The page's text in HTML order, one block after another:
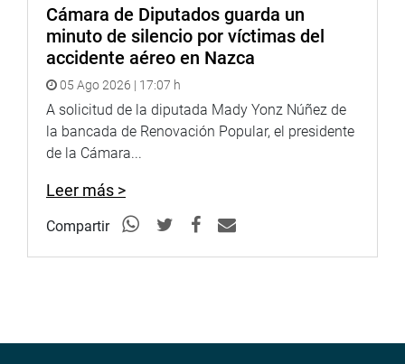
Cámara de Diputados guarda un
minuto de silencio por víctimas del
accidente aéreo en Nazca
05 Ago 2026 | 17:07 h
A solicitud de la diputada Mady Yonz Núñez de
la bancada de Renovación Popular, el presidente
de la Cámara...
Leer más >
Compartir